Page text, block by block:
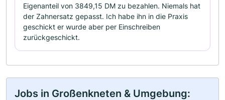
Eigenanteil von 3849,15 DM zu bezahlen. Niemals hat
der Zahnersatz gepasst. Ich habe ihn in die Praxis
geschickt er wurde aber per Einschreiben
zurückgeschickt.
Jobs in Großenkneten & Umgebung: